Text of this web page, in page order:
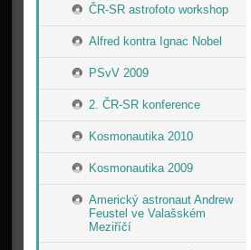
ČR-SR astrofoto workshop
Alfred kontra Ignac Nobel
PSvV 2009
2. ČR-SR konference
Kosmonautika 2010
Kosmonautika 2009
Americký astronaut Andrew
Feustel ve Valašském
Meziříčí